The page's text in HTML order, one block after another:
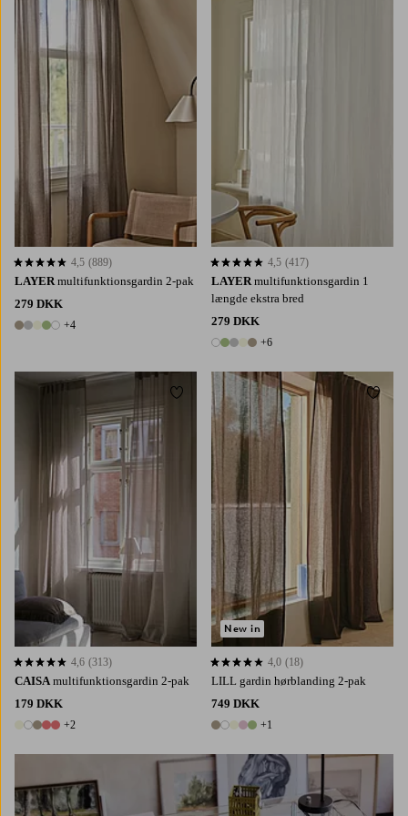
LAYER multifunktionsgardin 2-pak
279 DKK
9 farver
+4
4,5 baseret på 889 bedømmelser
4,5 (889)
220
LAYER multifunktionsgardin 1
længde ekstra bred
279 DKK
11 farver
+6
4,5 baseret på 417 bedømmelser
4,5 (417)
CAISA multifunktionsgardin 2-pak
179 DKK
7 farver
+2
4,6 baseret på 313 bedømmelser
4,6 (313)
Tilføj til favoritter
LILL gardin hørblanding 2-pak
749 DKK
6 farver
+1
4,0 baseret på 18 bedømmelser
4,0 (18)
New in
Tilføj
250 300